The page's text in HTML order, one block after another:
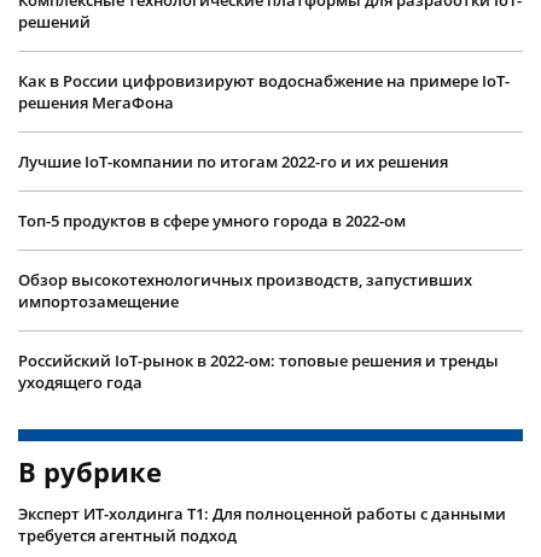
решений
Как в России цифровизируют водоснабжение на примере IoT-
решения МегаФона
Лучшие IoT-компании по итогам 2022-го и их решения
Топ-5 продуктов в сфере умного города в 2022-ом
Обзор высокотехнологичных производств, запустивших
импортозамещение
Российский IoT-рынок в 2022-ом: топовые решения и тренды
уходящего года
В рубрике
Эксперт ИТ-холдинга Т1: Для полноценной работы с данными
требуется агентный подход